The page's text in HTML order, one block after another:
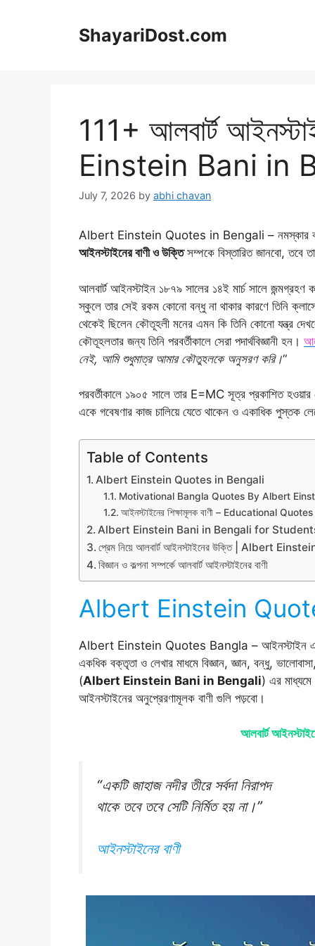
ShayariDost.com
111+ আলবার্ট
Einstein Bani in
July 7, 2026 by abhi chavan
Albert Einstein Quotes in Bengali – নমস্কার বন্ধুরা,
আইনস্টাইনের বাণী ও উক্তিসম্পকে বিস্তারিত জানবো, তবে
আলবার্ট আইনস্টাইন ১৮৭৯ সালের ১৪ই মার্চ সালে
স্কুলে তার সেই রকম কোনো বন্ধু না থাকার কারণে তিনি
থেকেই ছিলেন কৌতূহলী মনের এমন কি তিনি কোনো যন্ত্র
কৌতূহলতার জন্য তিনি পরবর্তীকালে সেরা পদার্থবিজ্ঞানী হন।
নেই, আমি শুধুমাত্র আমার কৌতুহলকে অনুসরণ করি।“
পরবর্তীকালে ১৯০৫ সালে তার E=MC সূত্র প্রকাশিত
একে গবেষণার কাজ চালিয়ে যেতে থাকেন ও একাধিক পুস্তক
Table of Contents
Albert Einstein Quotes in Bengali
Motivational Bangla Quotes By Albert
আইনস্টাইনের শিক্ষামূলক বাণী – Educational
Albert Einstein Bani in Bengali for
প্রেম নিয়ে আলবার্ট আইনস্টাইনের উক্তি | Albert
বিজ্ঞান ও কল্পনা সম্পর্কে আলবার্ট আইনস্টাইনের বাণী
Albert Einstein
Albert Einstein Quotes Bangla – আইনস্টাইন একজন
একধিক বক্তৃতা ও লেখার মাধমে বিজ্ঞান, জ্ঞান, বন্ধু,
(Albert Einstein Bani in Bengali) এর
আইনস্টাইনের অনুপ্রেরণামূলক বাণী গুলি পড়বো।
আলবার্ট
“একটি জাহাজ নদীর তীরে সর্বদা নিরাপদ
থাকে তবে তবে সেটি নির্মিত হয় না।”
আইনস্টাইনের বাণী